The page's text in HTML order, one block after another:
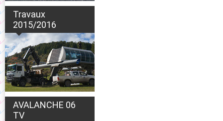
Travaux
2015/2016
AVALANCHE 06
TV